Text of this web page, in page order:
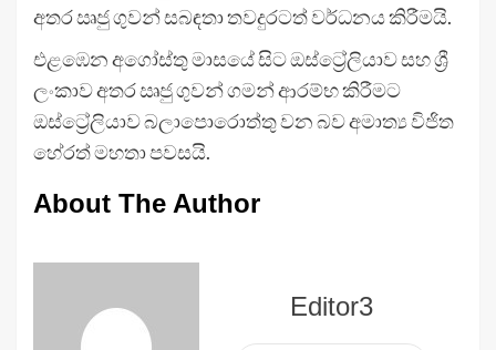
අතර ඍජු ගුවන් සබඳතා තවදුරටත් වර්ධනය කිරීමයි.
එළඹෙන අගෝස්තු මාසයේ සිට ඔස්ට්‍රේලියාව සහ ශ්‍රී
ලංකාව අතර ඍජු ගුවන් ගමන් ආරම්භ කිරීමට
ඔස්ට්‍රේලියාව බලාපොරොත්තු වන බව අමාත්‍ය විජිත
හේරත් මහතා පවසයි.
About The Author
Editor3